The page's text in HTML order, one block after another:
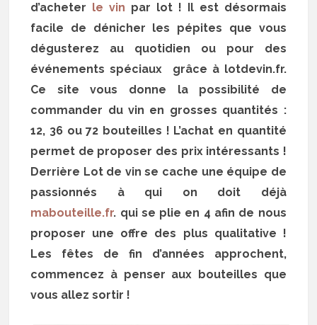
d’acheter le vin par lot ! Il est désormais
facile de dénicher les pépites que vous
dégusterez au quotidien ou pour des
événements spéciaux grâce à lotdevin.fr.
Ce site vous donne la possibilité de
commander du vin en grosses quantités :
12, 36 ou 72 bouteilles ! L’achat en quantité
permet de proposer des prix intéressants !
Derrière Lot de vin se cache une équipe de
passionnés à qui on doit déjà
mabouteille.fr. qui se plie en 4 afin de nous
proposer une offre des plus qualitative !
Les fêtes de fin d’années approchent,
commencez à penser aux bouteilles que
vous allez sortir !